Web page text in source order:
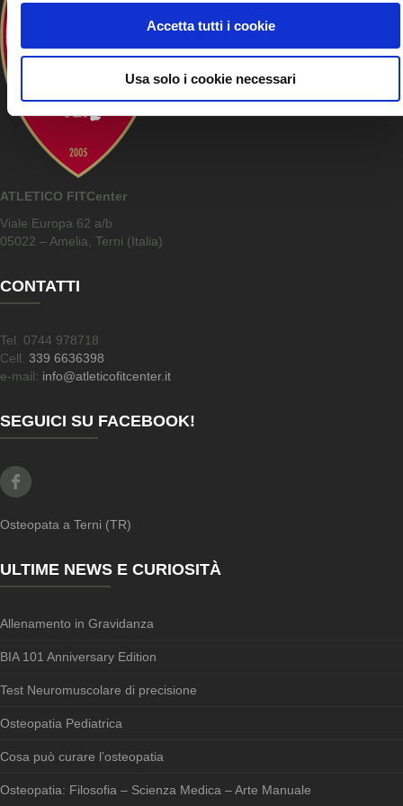
Accetta tutti i cookie
Usa solo i cookie necessari
ATLETICO FITCenter
Viale Europa 62 a/b
05022 – Amelia, Terni (Italia)
CONTATTI
Tel. 0744 978718
Cell. 339 6636398
e-mail: info@atleticofitcenter.it
SEGUICI SU FACEBOOK!
Osteopata a Terni (TR)
ULTIME NEWS E CURIOSITÀ
Allenamento in Gravidanza
BIA 101 Anniversary Edition
Test Neuromuscolare di precisione
Osteopatia Pediatrica
Cosa può curare l’osteopatia
Osteopatia: Filosofia – Scienza Medica – Arte Manuale